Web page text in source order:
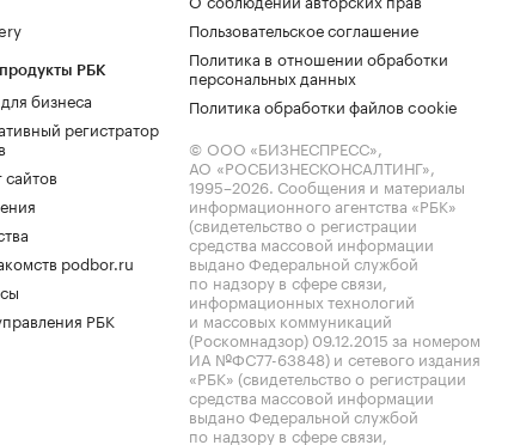
РБК
бизнеса
регистратор
сайтов
podbor.ru
РБК
Пользовательское соглашение
Политика в отношении обработки
персональных данных
Политика обработки файлов cookie
© ООО «БИЗНЕСПРЕСС»,
АО «РОСБИЗНЕСКОНСАЛТИНГ»,
1995–2026. Сообщения и материалы
информационного агентства «РБК»
(свидетельство о регистрации
средства массовой информации
выдано Федеральной службой
по надзору в сфере связи,
информационных технологий
и массовых коммуникаций
(Роскомнадзор) 09.12.2015 за номером
ИА №ФС77-63848) и сетевого издания
«РБК» (свидетельство о регистрации
средства массовой информации
выдано Федеральной службой
по надзору в сфере связи,